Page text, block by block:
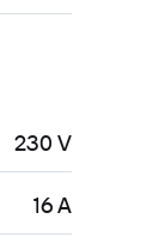
230 V
16 A